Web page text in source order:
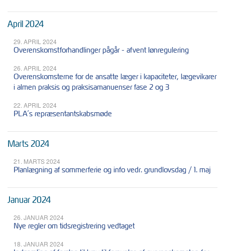
April 2024
29. APRIL 2024
Overenskomstforhandlinger pågår - afvent lønregulering
26. APRIL 2024
Overenskomsterne for de ansatte læger i kapaciteter, lægevikarer
i almen praksis og praksisamanuenser fase 2 og 3
22. APRIL 2024
PLA´s repræsentantskabsmøde
Marts 2024
21. MARTS 2024
Planlægning af sommerferie og info vedr. grundlovsdag / 1. maj
Januar 2024
26. JANUAR 2024
Nye regler om tidsregistrering vedtaget
18. JANUAR 2024